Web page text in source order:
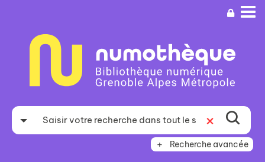
recherche
Recherche avancée